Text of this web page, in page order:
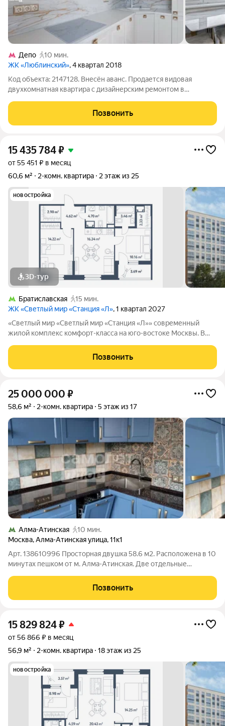
Депо
10 мин.
ЖК «Люблинский», 4 квартал 2018
Код объекта: 2147128. Внесён аванс. Продается видовая
двухкомнатная квартира с дизайнерским ремонтом в
расположенном в зеленом и благоустроенном районе
Москвы. Квартира полностью готова к проживанию -
Позвонить
15 435 784₽
от 55 451 ₽ в месяц
60,6 м²
2-комн. квартира 2 этаж из 25
новостройка
3D-тур
Братиславская
15 мин.
ЖК «Светлый мир «Станция «Л», 1 квартал 2027
«Светлый мир «Светлый мир «Станция «Л»» современный
жилой комплекс комфорт-класса на юго-востоке Москвы. В
благоустроенные дворы без машин, детские игровые
комплексы, спортивные площадки и многое другое.
Позвонить
25 000 000 ₽
58,6 м² 2-комн. квартира 5 этаж из 17
Алма-Атинская
10 мин.
Москва,Алма-Атинская улица,11к1
Арт. 138610996 Просторная двушка 58.6 м2. Расположена в 10
минутах пешком от м. Алма-Атинская. Две отдельные
светлая и просторная; санузел раздельный. Потолки 2,70 м.
Квартира расположена
Позвонить
15 829 824₽
от 56 866 ₽ в месяц
56,9 м²
2-комн. квартира 18 этаж из 25
новостройка